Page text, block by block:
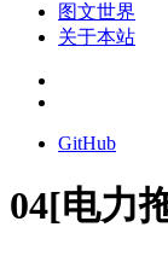
图文世界
关于本站
GitHub
04[电力